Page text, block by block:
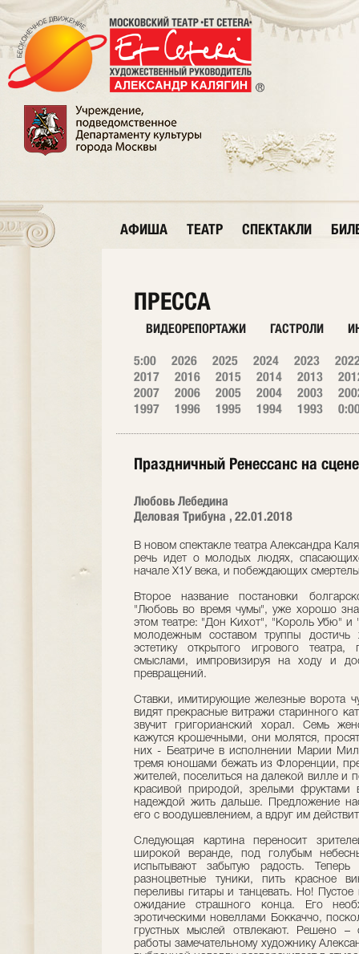
АФИША ТЕАТР СПЕКТАКЛИ
ПРЕССА
ВИДЕОРЕПОРТАЖИ ГАСТРОЛИ
5:00 2026 2025 2024 2023
2017
2016 2015 2014 2013
2007
2006 2005 2004 2003
1997
1996 1995 1994 1993
Праздничный Ренессанс на
Любовь Лебедина
Деловая Трибуна , 22.01.2018
В новом спектакле театра Александра
речь идет о молодых людях,
начале Х1У века, и побеждающих
Второе название постановки
"Любовь во время чумы", уже хорошо
этом театре: "Дон Кихот", "Король Убю"
молодежным составом труппы достичь
эстетику открытого игрового
смыслами, импровизируя на ходу и
превращений.
Ставки, имитирующие железные ворота
видят прекрасные витражи старинного
звучит григорианский хорал. Семь
кажутся крошечными, они молятся,
них - Беатриче в исполнении Марии
тремя юношами бежать из Флоренции,
жителей, поселиться на далекой вилле и
красивой природой, зрелыми
надеждой жить дальше. Предложение
его с воодушевлением, а вдруг им
Следующая картина переносит
широкой веранде, под голубым
испытывают забытую радость.
разноцветные туники, пить красное
переливы гитары и танцевать. Но!
ожидание страшного конца. Его
эротическими новеллами Боккаччо,
грустных мыслей отвлекают. Решено
работы замечательному художнику